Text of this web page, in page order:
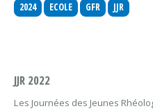
2024
ECOLE GFR JJR
JJR 2022
Les Journées des Jeunes